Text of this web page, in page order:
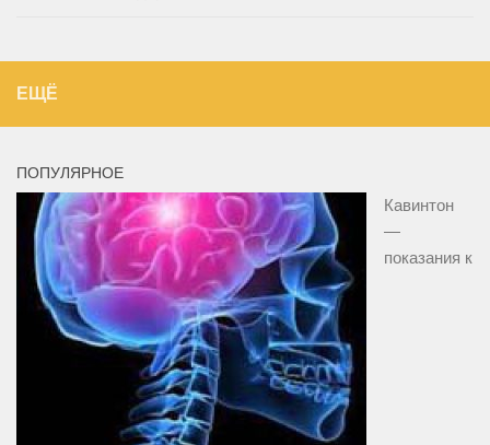
ЕЩЁ
ПОПУЛЯРНОЕ
Кавинтон
—
показания к